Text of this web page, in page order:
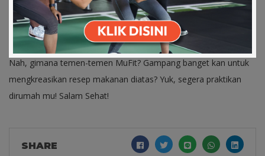
dengan yoghurt. Campurkan sedikit madu untuk
menambah rasa manis
Konsumsi buah dengan saus yang sudah disiapkan
Nah, gimana temen-temen MuFit? Gampang banget kan untuk
mengkreasikan resep makanan diatas? Yuk, segera praktikan
dirumah mu! Salam Sehat!
SHARE